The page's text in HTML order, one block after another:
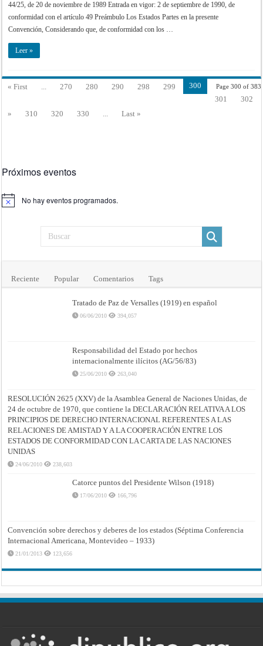
44/25, de 20 de noviembre de 1989 Entrada en vigor: 2 de septiembre de 1990, de
conformidad con el artículo 49 Preámbulo Los Estados Partes en la presente
Convención, Considerando que, de conformidad con los …
Leer »
Page 300 of 383
« First ... 270 280 290 298 299
300
301
302
»
310 320 330 ... Last »
Próximos eventos
Aviso No hay eventos programados.
Reciente Popular Comentarios Tags
Tratado de Paz de Versalles (1919) en español
06/06/2010 394,057
Responsabilidad del Estado por hechos
internacionalmente ilícitos (AG/56/83)
25/06/2010 263,040
RESOLUCIÓN 2625 (XXV) de la Asamblea General de Naciones Unidas, de
24 de octubre de 1970, que contiene la DECLARACIÓN RELATIVA A LOS
PRINCIPIOS DE DERECHO INTERNACIONAL REFERENTES A LAS
RELACIONES DE AMISTAD Y A LA COOPERACIÓN ENTRE LOS
ESTADOS DE CONFORMIDAD CON LA CARTA DE LAS NACIONES
UNIDAS
24/06/2010 238,603
Catorce puntos del Presidente Wilson (1918)
17/06/2010 166,796
Convención sobre derechos y deberes de los estados (Séptima Conferencia
Internacional Americana, Montevideo – 1933)
21/01/2013 123,656